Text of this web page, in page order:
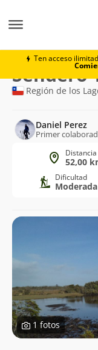
Ten acceso
Ruta
de
trekking
Sendero
Región de los
Daniel Perez
Primer
Distancia
52,00
Dificultad
Moderada
1 fotos